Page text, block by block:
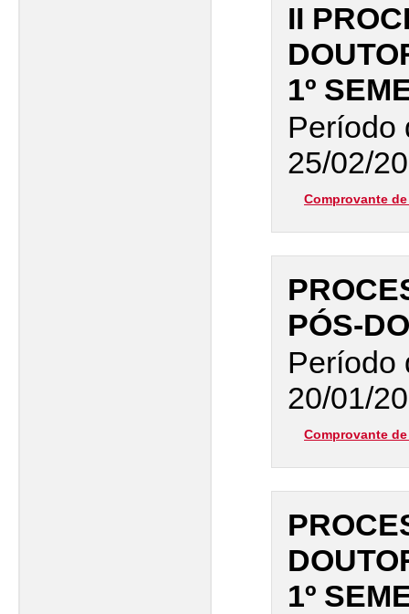
II
1º
Período
25/02/
Comprovante
PÓS-
Período
20/01/
Comprovante
1º